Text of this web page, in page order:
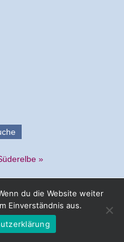
»
du die Website weiter
Einverständnis aus.